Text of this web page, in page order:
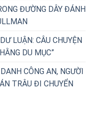
ĐƯỜNG DÂY ĐÁNH
LUẬN: CÂU CHUYỆN
DU MỤC”
CÔNG AN, NGƯỜI
TRÂU ĐI CHUYỂN